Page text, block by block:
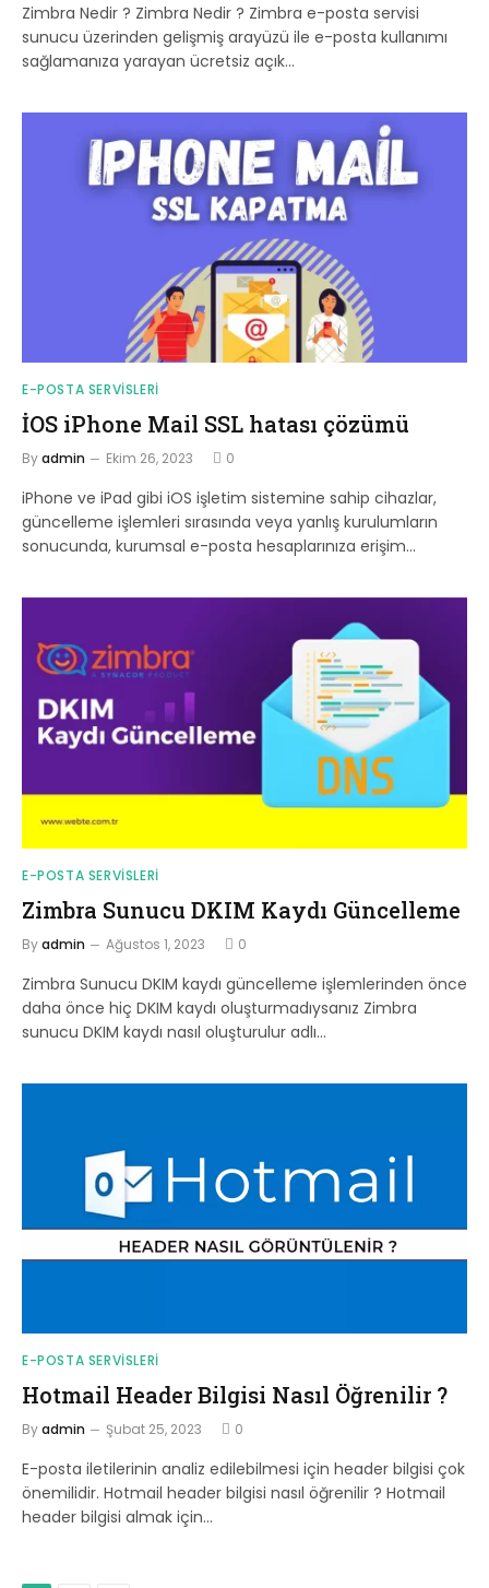
Zimbra Nedir ? Zimbra Nedir ? Zimbra e-posta servisi
sunucu üzerinden gelişmiş arayüzü ile e-posta kullanımı
sağlamanıza yarayan ücretsiz açık…
E-POSTA SERVISLERI
İOS iPhone Mail SSL hatası çözümü
Byadmin Ekim 26, 2023 0
iPhone ve iPad gibi iOS işletim sistemine sahip cihazlar,
güncelleme işlemleri sırasında veya yanlış kurulumların
sonucunda, kurumsal e-posta hesaplarınıza erişim…
E-POSTA SERVISLERI
Zimbra Sunucu DKIM Kaydı Güncelleme
Byadmin Ağustos 1, 2023 0
Zimbra Sunucu DKIM kaydı güncelleme işlemlerinden önce
daha önce hiç DKIM kaydı oluşturmadıysanız Zimbra
sunucu DKIM kaydı nasıl oluşturulur adlı…
E-POSTA SERVISLERI
Hotmail Header Bilgisi Nasıl Öğrenilir ?
Byadmin Şubat 25, 2023 0
E-posta iletilerinin analiz edilebilmesi için header bilgisi çok
önemilidir. Hotmail header bilgisi nasıl öğrenilir ? Hotmail
header bilgisi almak için…